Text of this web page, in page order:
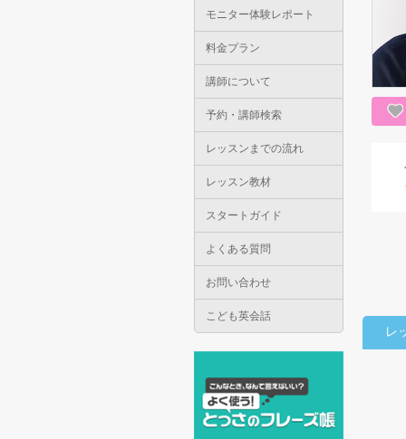
モニター体験レポート
料金プラン
講師について
予約・講師検索
レッスンまでの流れ
レッスン教材
スタートガイド
よくある質問
お問い合わせ
こども英会話
レ